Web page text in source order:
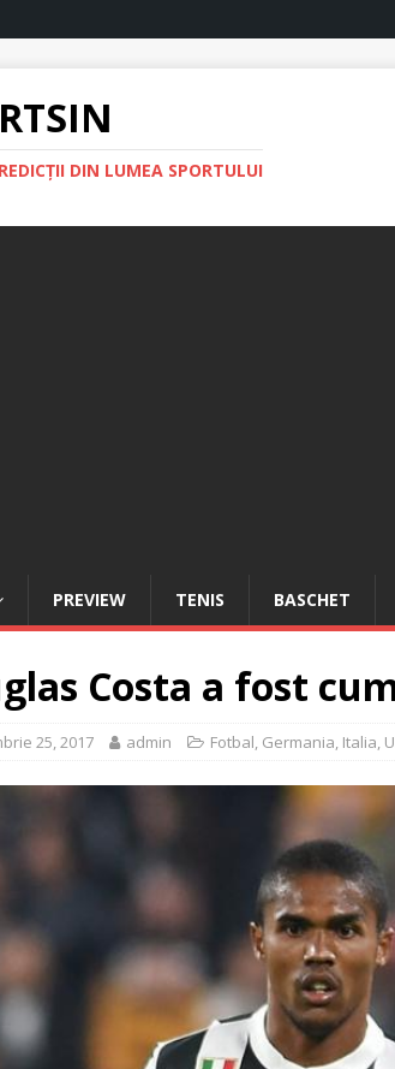
DIN LUMEA SPORTULUI
PREVIEW TENIS BASCHET
Costa a fost
25, 2017 admin Fotbal, Germania, Italia,